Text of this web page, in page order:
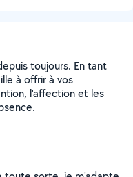
toujours. En tant
à offrir à vos
l'affection et les